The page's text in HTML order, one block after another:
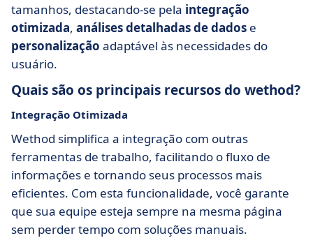
tamanhos, destacando-se pela integração
otimizada, análises detalhadas de dados e
personalização adaptável às necessidades do
usuário.
Quais são os principais recursos do wethod?
Integração Otimizada
Wethod simplifica a integração com outras
ferramentas de trabalho, facilitando o fluxo de
informações e tornando seus processos mais
eficientes. Com esta funcionalidade, você garante
que sua equipe esteja sempre na mesma página
sem perder tempo com soluções manuais.